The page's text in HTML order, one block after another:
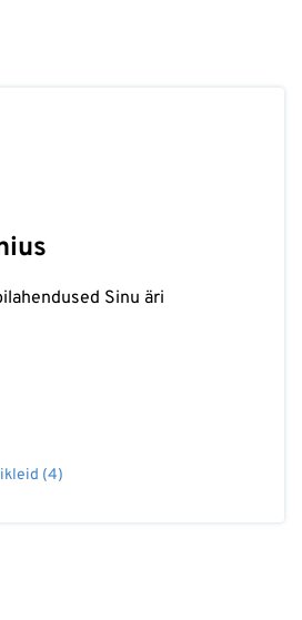
Sinu äri
(4)